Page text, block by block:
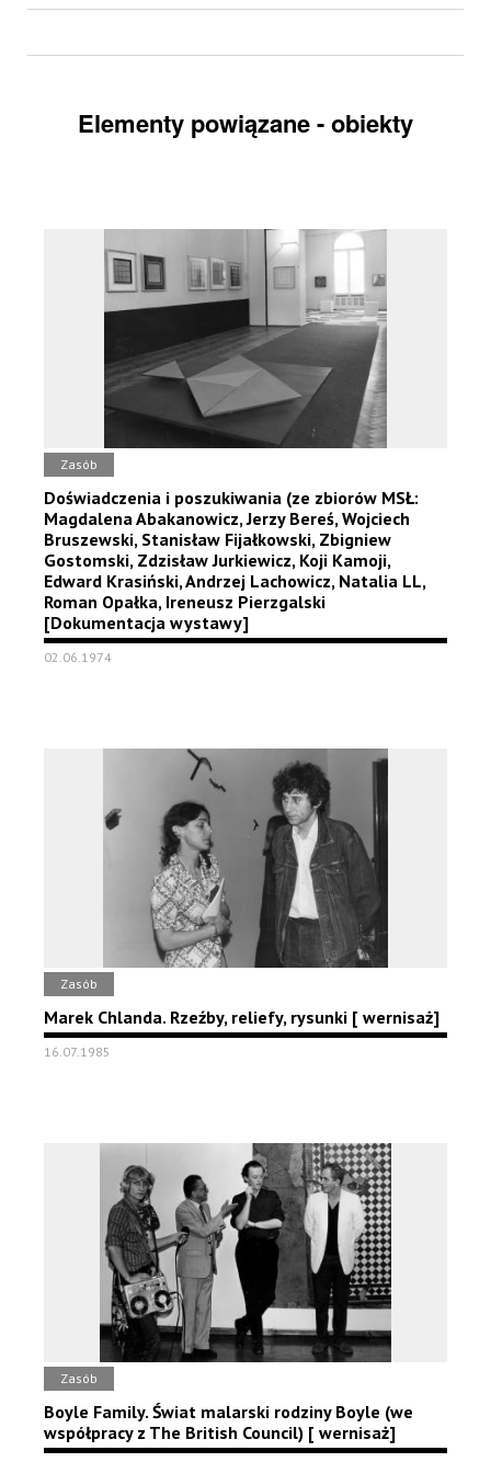
Elementy powiązane - obiekty
Zasób
Doświadczenia i poszukiwania (ze zbiorów MSŁ:
Magdalena Abakanowicz, Jerzy Bereś, Wojciech
Bruszewski, Stanisław Fijałkowski, Zbigniew
Gostomski, Zdzisław Jurkiewicz, Koji Kamoji,
Edward Krasiński, Andrzej Lachowicz, Natalia LL,
Roman Opałka, Ireneusz Pierzgalski
[Dokumentacja wystawy]
02.06.1974
Zasób
Marek Chlanda. Rzeźby, reliefy, rysunki [ wernisaż]
16.07.1985
Zasób
Boyle Family. Świat malarski rodziny Boyle (we
współpracy z The British Council) [ wernisaż]